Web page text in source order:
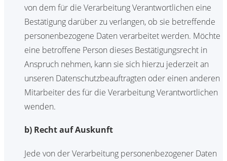
von dem für die Verarbeitung Verantwortlichen eine
Bestätigung darüber zu verlangen, ob sie betreffende
personenbezogene Daten verarbeitet werden. Möchte
eine betroffene Person dieses Bestätigungsrecht in
Anspruch nehmen, kann sie sich hierzu jederzeit an
unseren Datenschutzbeauftragten oder einen anderen
Mitarbeiter des für die Verarbeitung Verantwortlichen
wenden.
b) Recht auf Auskunft
Jede von der Verarbeitung personenbezogener Daten